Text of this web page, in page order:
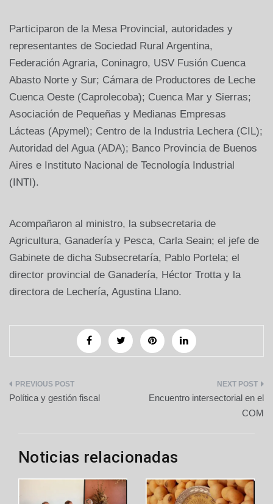
Participaron de la Mesa Provincial, autoridades y
representantes de Sociedad Rural Argentina,
Federación Agraria, Coninagro, USV Fusión Cuenca
Abasto Norte y Sur; Cámara de Productores de Leche
Cuenca Oeste (Caprolecoba); Cuenca Mar y Sierras;
Asociación de Pequeñas y Medianas Empresas
Lácteas (Apymel); Centro de la Industria Lechera (CIL);
Autoridad del Agua (ADA); Banco Provincia de Buenos
Aires e Instituto Nacional de Tecnología Industrial
(INTI).
Acompañaron al ministro, la subsecretaria de
Agricultura, Ganadería y Pesca, Carla Seain; el jefe de
Gabinete de dicha Subsecretaría, Pablo Portela; el
director provincial de Ganadería, Héctor Trotta y la
directora de Lechería, Agustina Llano.
Navegación
entradas
Política y gestión fiscal
Encuentro intersectorial en el
COM
Noticias relacionadas